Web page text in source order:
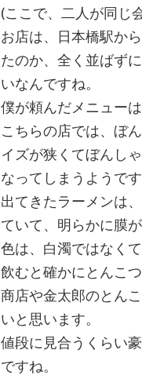
(ここで、二人が同じ
お店は、日本橋駅か
たのか、全く並ばず
いなんですね。
僕が頼んだメニュー
こちらの店では、ぼ
イズが狭くてぼんし
なってしまうようです
出てきたラーメンは
ていて、明らかに膜が
色は、白濁ではなく
飲むと確かにとんこ
商店や金太郎のとん
いと思います。
値段に見合うくらい
ですね。